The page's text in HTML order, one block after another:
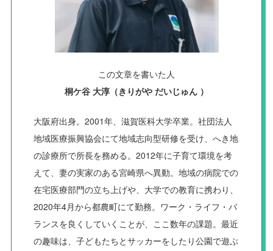
この文章を書いた人
桐ケ谷 大淳（きりがや だいじゅん ）
大阪府出身。2001年、滋賀医科大学卒業。社団法人
地域医療振興協会にて地域志向型研修を受け、へき地
の診療所で所長を務める。2012年に子育て環境を考
えて、妻の実家のある宮崎県へ異動。地域の病院での
在宅医療部門の立ち上げや、大学での教育に携わり、
2020年4月から都農町にて勤務。ワーク・ライフ・バ
ランスを良くしていくことが、ここ数年の課題。最近
の趣味は、子どもたちとサッカーをしたり公園で遊ぶ